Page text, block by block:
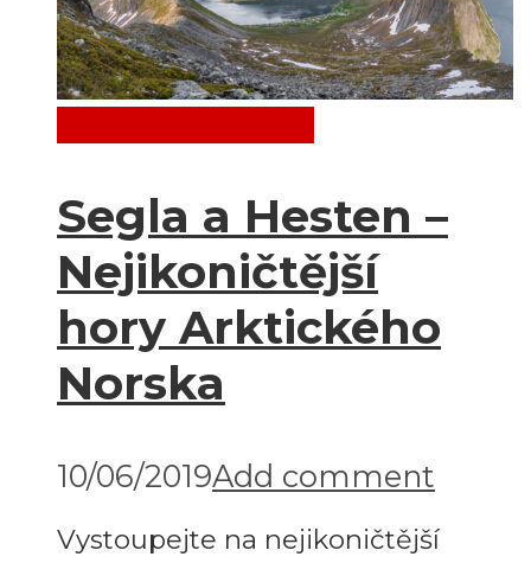
Segla a Hesten –
Nejikoničtější
hory Arktického
Norska
10/06/2019Add comment
Vystoupejte na nejikoničtější